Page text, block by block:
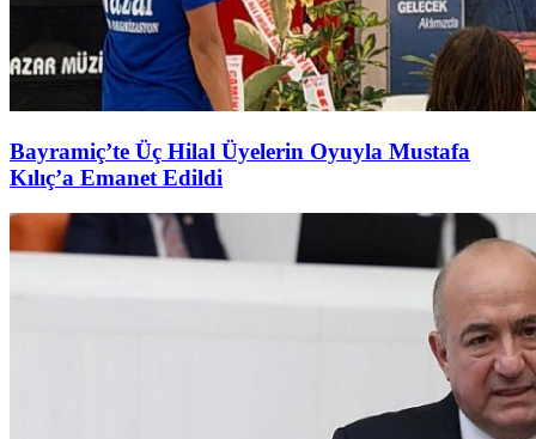
Bayramiç’te Üç Hilal Üyelerin Oyuyla Mustafa
Kılıç’a Emanet Edildi